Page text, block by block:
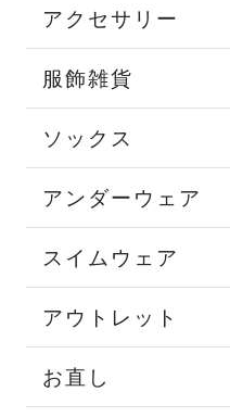
アクセサリー
服飾雑貨
ソックス
アンダーウェア
スイムウェア
アウトレット
お直し